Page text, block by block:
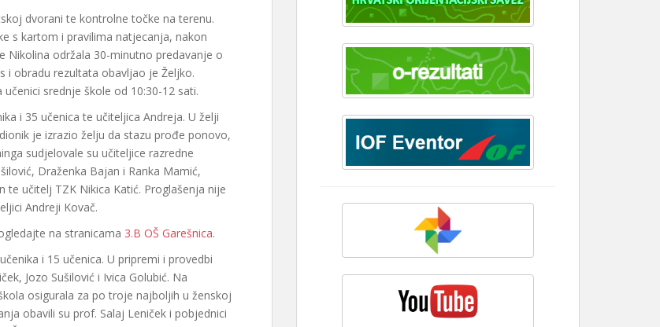
dvorani te kontrolne točke na terenu.
s kartom i pravilima natjecanja, nakon
Nikolina održala 30-minutno predavanje o
i obradu rezultata obavljao je Željko.
srednje škole od 10:30-12 sati.
i 35 učenica te učiteljica Andreja. U želji
je izrazio želju da stazu prođe ponovo,
sudjelovale su učiteljice razredne
Draženka Bajan i Ranka Mamić,
te učitelj TZK Nikica Katić. Proglašenja nije
Andreji Kovač.
na stranicama 3.B OŠ Garešnica.
i 15 učenica. U pripremi i provedbi
Jozo Sušilović i Ivica Golubić. Na
osigurala za po troje najboljih u ženskoj
obavili su prof. Salaj Leniček i pobjednici